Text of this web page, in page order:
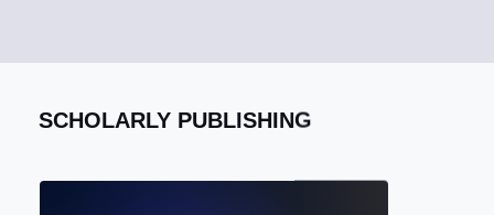
SCHOLARLY PUBLISHING